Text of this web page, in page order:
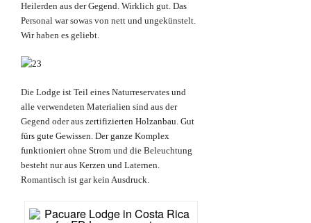
Heilerden aus der Gegend. Wirklich gut. Das
Personal war sowas von nett und ungekünstelt.
Wir haben es geliebt.
Die Lodge ist Teil eines Naturreservates und
alle verwendeten Materialien sind aus der
Gegend oder aus zertifizierten Holzanbau. Gut
fürs gute Gewissen. Der ganze Komplex
funktioniert ohne Strom und die Beleuchtung
besteht nur aus Kerzen und Laternen.
Romantisch ist gar kein Ausdruck.